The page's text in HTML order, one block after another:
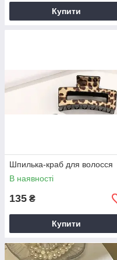
Купити
Шпилька-краб для волосся
В наявності
135 ₴
Купити